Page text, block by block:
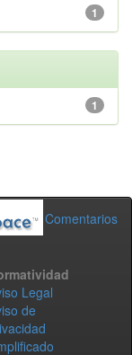
1
1
Comentarios
Legal
de